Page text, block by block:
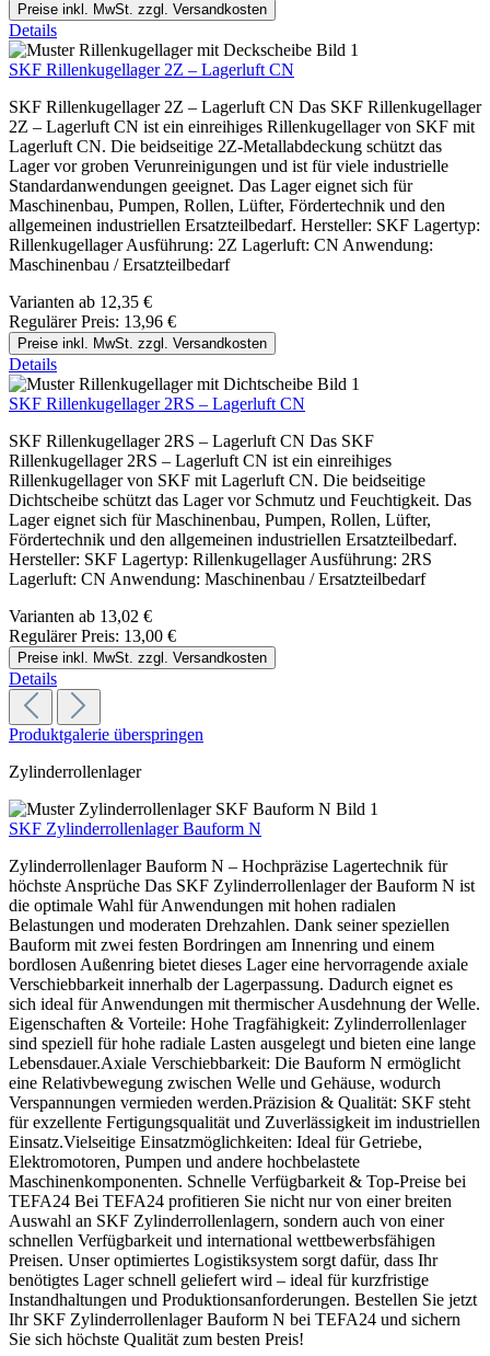
Preise inkl. MwSt. zzgl. Versandkosten
Details
SKF Rillenkugellager 2Z – Lagerluft CN
SKF Rillenkugellager 2Z – Lagerluft CN Das SKF Rillenkugellager
2Z – Lagerluft CN ist ein einreihiges Rillenkugellager von SKF mit
Lagerluft CN. Die beidseitige 2Z-Metallabdeckung schützt das
Lager vor groben Verunreinigungen und ist für viele industrielle
Standardanwendungen geeignet. Das Lager eignet sich für
Maschinenbau, Pumpen, Rollen, Lüfter, Fördertechnik und den
allgemeinen industriellen Ersatzteilbedarf. Hersteller: SKF Lagertyp:
Rillenkugellager Ausführung: 2Z Lagerluft: CN Anwendung:
Maschinenbau / Ersatzteilbedarf
Varianten ab 12,35 €
Regulärer Preis: 13,96 €
Preise inkl. MwSt. zzgl. Versandkosten
Details
SKF Rillenkugellager 2RS – Lagerluft CN
SKF Rillenkugellager 2RS – Lagerluft CN Das SKF
Rillenkugellager 2RS – Lagerluft CN ist ein einreihiges
Rillenkugellager von SKF mit Lagerluft CN. Die beidseitige
Dichtscheibe schützt das Lager vor Schmutz und Feuchtigkeit. Das
Lager eignet sich für Maschinenbau, Pumpen, Rollen, Lüfter,
Fördertechnik und den allgemeinen industriellen Ersatzteilbedarf.
Hersteller: SKF Lagertyp: Rillenkugellager Ausführung: 2RS
Lagerluft: CN Anwendung: Maschinenbau / Ersatzteilbedarf
Varianten ab 13,02 €
Regulärer Preis: 13,00 €
Preise inkl. MwSt. zzgl. Versandkosten
Details
Produktgalerie überspringen
Zylinderrollenlager
SKF Zylinderrollenlager Bauform N
Zylinderrollenlager Bauform N – Hochpräzise Lagertechnik für
höchste Ansprüche Das SKF Zylinderrollenlager der Bauform N ist
die optimale Wahl für Anwendungen mit hohen radialen
Belastungen und moderaten Drehzahlen. Dank seiner speziellen
Bauform mit zwei festen Bordringen am Innenring und einem
bordlosen Außenring bietet dieses Lager eine hervorragende axiale
Verschiebbarkeit innerhalb der Lagerpassung. Dadurch eignet es
sich ideal für Anwendungen mit thermischer Ausdehnung der Welle.
Eigenschaften & Vorteile: Hohe Tragfähigkeit: Zylinderrollenlager
sind speziell für hohe radiale Lasten ausgelegt und bieten eine lange
Lebensdauer.Axiale Verschiebbarkeit: Die Bauform N ermöglicht
eine Relativbewegung zwischen Welle und Gehäuse, wodurch
Verspannungen vermieden werden.Präzision & Qualität: SKF steht
für exzellente Fertigungsqualität und Zuverlässigkeit im industriellen
Einsatz.Vielseitige Einsatzmöglichkeiten: Ideal für Getriebe,
Elektromotoren, Pumpen und andere hochbelastete
Maschinenkomponenten. Schnelle Verfügbarkeit & Top-Preise bei
TEFA24 Bei TEFA24 profitieren Sie nicht nur von einer breiten
Auswahl an SKF Zylinderrollenlagern, sondern auch von einer
schnellen Verfügbarkeit und international wettbewerbsfähigen
Preisen. Unser optimiertes Logistiksystem sorgt dafür, dass Ihr
benötigtes Lager schnell geliefert wird – ideal für kurzfristige
Instandhaltungen und Produktionsanforderungen. Bestellen Sie jetzt
Ihr SKF Zylinderrollenlager Bauform N bei TEFA24 und sichern
Sie sich höchste Qualität zum besten Preis!